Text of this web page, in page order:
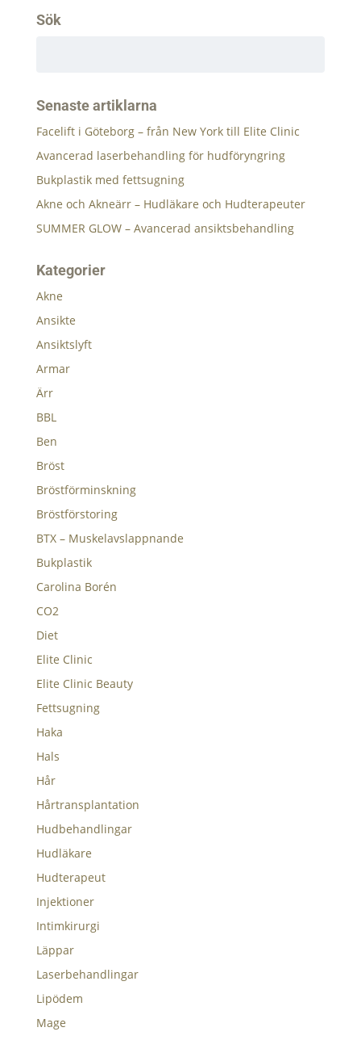
Sök
Senaste artiklarna
Facelift i Göteborg – från New York till Elite Clinic
Avancerad laserbehandling för hudföryngring
Bukplastik med fettsugning
Akne och Akneärr – Hudläkare och Hudterapeuter
SUMMER GLOW – Avancerad ansiktsbehandling
Kategorier
Akne
Ansikte
Ansiktslyft
Armar
Ärr
BBL
Ben
Bröst
Bröstförminskning
Bröstförstoring
BTX – Muskelavslappnande
Bukplastik
Carolina Borén
CO2
Diet
Elite Clinic
Elite Clinic Beauty
Fettsugning
Haka
Hals
Hår
Hårtransplantation
Hudbehandlingar
Hudläkare
Hudterapeut
Injektioner
Intimkirurgi
Läppar
Laserbehandlingar
Lipödem
Mage